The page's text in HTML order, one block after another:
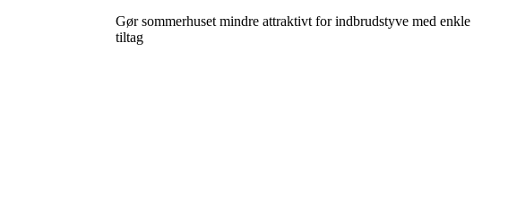
Gør sommerhuset mindre attraktivt for indbrudstyve med enkle
tiltag